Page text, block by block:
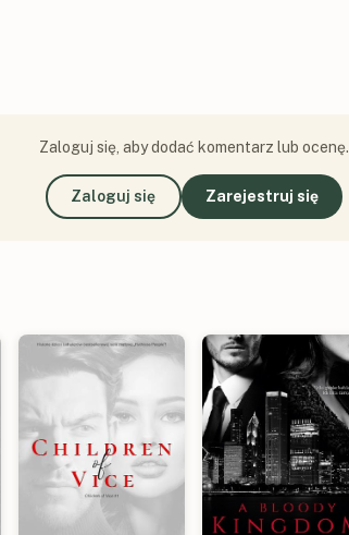
Zaloguj się, aby dodać komentarz lub ocenę.
Zaloguj się Zarejestruj się